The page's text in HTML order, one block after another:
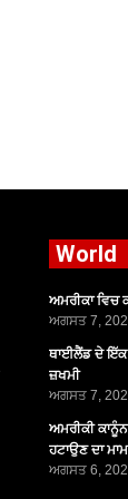
World
ਅਮਰੀਕਾ ਵਿਚ
ਅਗਸਤ 7,
ਥਾਈਲੈਂਡ ਦੇ ਇੱਕ
ਜ਼ਖਮੀ
ਅਗਸਤ 7,
ਅਮਰੀਕੀ
ਹਟਾਉਣ ਦਾ
ਅਗਸਤ 6,